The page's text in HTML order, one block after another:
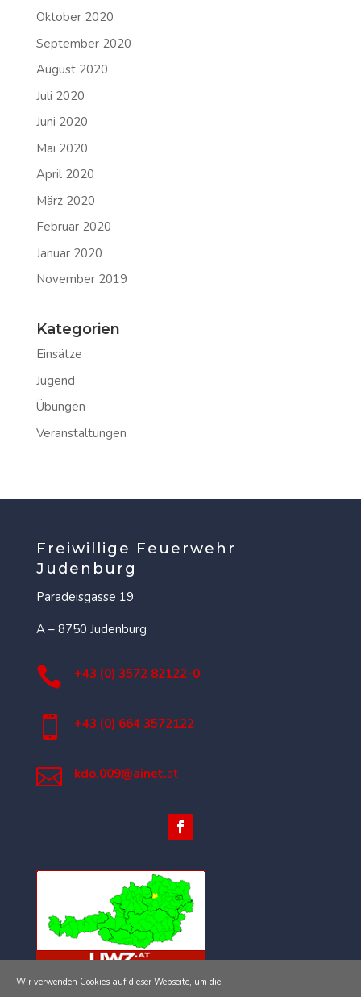
Oktober 2020
September 2020
August 2020
Juli 2020
Juni 2020
Mai 2020
April 2020
März 2020
Februar 2020
Januar 2020
November 2019
Kategorien
Einsätze
Jugend
Übungen
Veranstaltungen
Freiwillige Feuerwehr
Judenburg
Paradeisgasse 19
A – 8750 Judenburg
 +43 (0) 3572 82122-0
 +43 (0) 664 3572122
 kdo.009@ainet.at
Wir verwenden Cookies auf dieser Webseite, um die